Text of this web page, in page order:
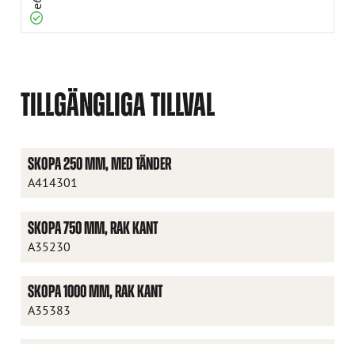
e6
TILLGÄNGLIGA TILLVAL
SKOPA 250 MM, MED TÄNDER
A414301
SKOPA 750 MM, RAK KANT
A35230
SKOPA 1000 MM, RAK KANT
A35383